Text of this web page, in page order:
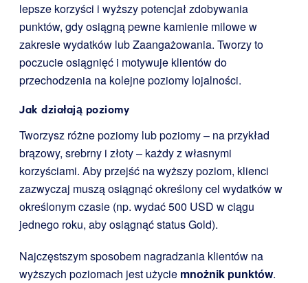
lepsze korzyści i wyższy potencjał zdobywania
punktów, gdy osiągną pewne kamienie milowe w
zakresie wydatków lub Zaangażowania. Tworzy to
poczucie osiągnięć i motywuje klientów do
przechodzenia na kolejne poziomy lojalności.
Jak działają poziomy
Tworzysz różne poziomy lub poziomy – na przykład
brązowy, srebrny i złoty – każdy z własnymi
korzyściami. Aby przejść na wyższy poziom, klienci
zazwyczaj muszą osiągnąć określony cel wydatków w
określonym czasie (np. wydać 500 USD w ciągu
jednego roku, aby osiągnąć status Gold).
Najczęstszym sposobem nagradzania klientów na
wyższych poziomach jest użycie mnożnik punktów.